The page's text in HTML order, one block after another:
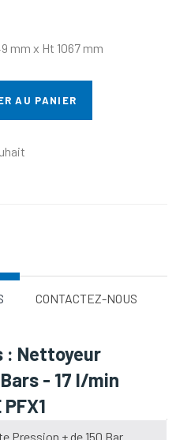
mm x Ht 1067 mm
AU PANIER
CONTACTEZ-NOUS
: Nettoyeur
- 17 l/min
Pression + de 150 Bar